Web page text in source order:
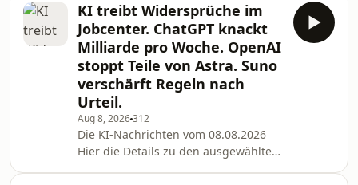
KI treibt Widersprüche im
Jobcenter. ChatGPT knackt
Milliarde pro Woche. OpenAI
stoppt Teile von Astra. Suno
verschärft Regeln nach
Urteil.
Aug 8, 2026312
Die KI-Nachrichten vom 08.08.2026
Hier die Details zu den ausgewählten